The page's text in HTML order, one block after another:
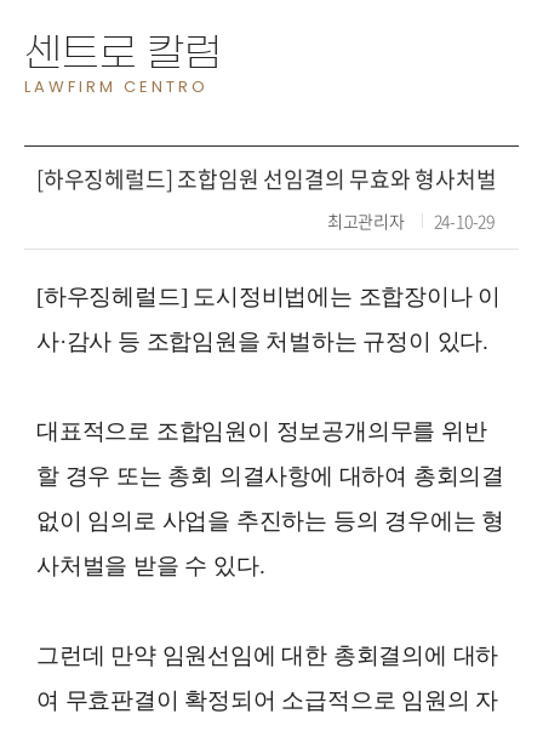
센트로 칼럼
[하우징헤럴드] 조합임원 선임결의 무효와 형사처벌
최고관리자 24-10-29
[하우징헤럴드] 도시정비법에는 조합장이나 이
사·감사 등 조합임원을 처벌하는 규정이 있다.
대표적으로 조합임원이 정보공개의무를 위반
할 경우 또는 총회 의결사항에 대하여 총회의결
없이 임의로 사업을 추진하는 등의 경우에는 형
사처벌을 받을 수 있다.
그런데 만약 임원선임에 대한 총회결의에 대하
여 무효판결이 확정되어 소급적으로 임원의 자